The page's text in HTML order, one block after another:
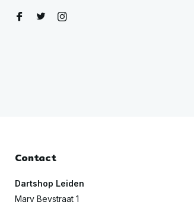
Contact
Dartshop Leiden
Mary Beystraat 1